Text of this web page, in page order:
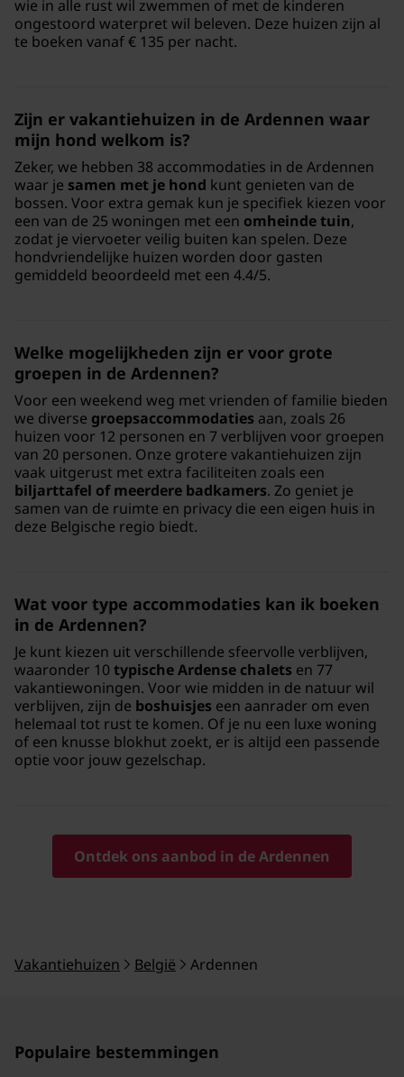
wie in alle rust wil zwemmen of met de kinderen
ongestoord waterpret wil beleven. Deze huizen zijn al
te boeken vanaf € 135 per nacht.
Zijn er vakantiehuizen in de Ardennen waar
mijn hond welkom is?
Zeker, we hebben 38 accommodaties in de Ardennen
waar je samen met je hond kunt genieten van de
bossen. Voor extra gemak kun je specifiek kiezen voor
een van de 25 woningen met een omheinde tuin,
zodat je viervoeter veilig buiten kan spelen. Deze
hondvriendelijke huizen worden door gasten
gemiddeld beoordeeld met een 4.4/5.
Welke mogelijkheden zijn er voor grote
groepen in de Ardennen?
Voor een weekend weg met vrienden of familie bieden
we diverse groepsaccommodaties aan, zoals 26
huizen voor 12 personen en 7 verblijven voor groepen
van 20 personen. Onze grotere vakantiehuizen zijn
vaak uitgerust met extra faciliteiten zoals een
biljarttafel of meerdere badkamers. Zo geniet je
samen van de ruimte en privacy die een eigen huis in
deze Belgische regio biedt.
Wat voor type accommodaties kan ik boeken
in de Ardennen?
Je kunt kiezen uit verschillende sfeervolle verblijven,
waaronder 10 typische Ardense chalets en 77
vakantiewoningen. Voor wie midden in de natuur wil
verblijven, zijn de boshuisjes een aanrader om even
helemaal tot rust te komen. Of je nu een luxe woning
of een knusse blokhut zoekt, er is altijd een passende
optie voor jouw gezelschap.
Ontdek ons aanbod in de Ardennen
Vakantiehuizen België Ardennen
Populaire bestemmingen